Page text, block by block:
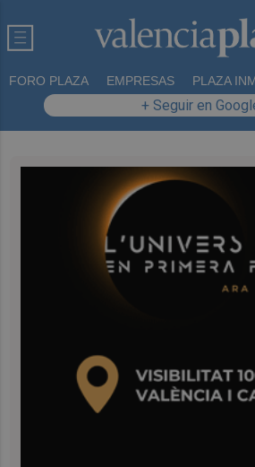
FORO PLAZA EMPRESAS PLAZA
+ Seguir en